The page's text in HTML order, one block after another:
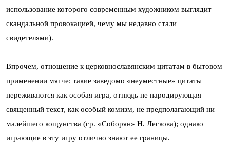
использование которого современным художником выглядит
скандальной провокацией, чему мы недавно стали
свидетелями).
Впрочем, отношение к церковнославянским цитатам в бытовом
применении мягче: такие заведомо «неуместные» цитаты
переживаются как особая игра, отнюдь не пародирующая
священный текст, как особый комизм, не предполагающий ни
малейшего кощунства (ср. «Соборян» Н. Лескова); однако
играющие в эту игру отлично знают ее границы.